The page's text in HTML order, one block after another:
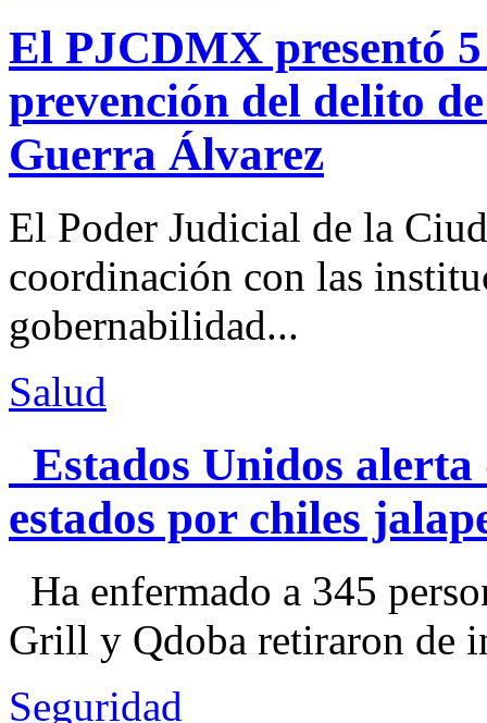
El PJCDMX presentó
prevención del delito
Guerra Álvarez
El Poder Judicial de la
coordinación con las
gobernabilidad...
Salud
Estados Unidos alerta
estados por chiles
Ha enfermado a 345
Grill y Qdoba retiraron de
Seguridad